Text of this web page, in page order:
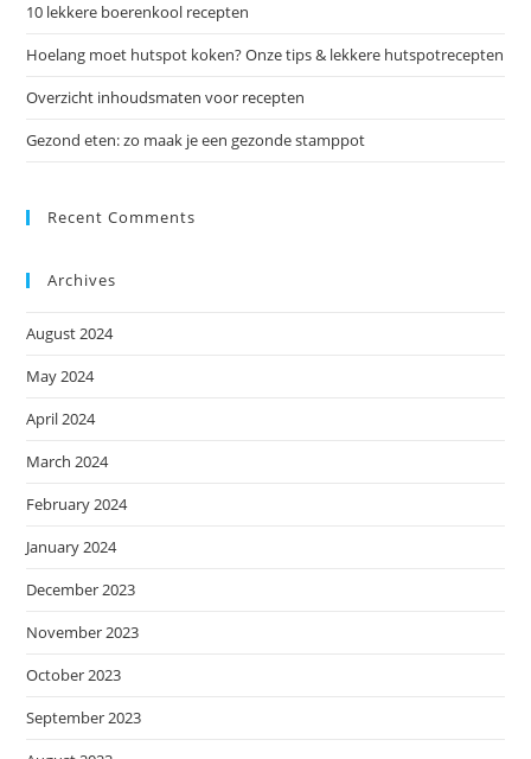
10 lekkere boerenkool recepten
Hoelang moet hutspot koken? Onze tips & lekkere hutspotrecepten
Overzicht inhoudsmaten voor recepten
Gezond eten: zo maak je een gezonde stamppot
Recent Comments
Archives
August 2024
May 2024
April 2024
March 2024
February 2024
January 2024
December 2023
November 2023
October 2023
September 2023